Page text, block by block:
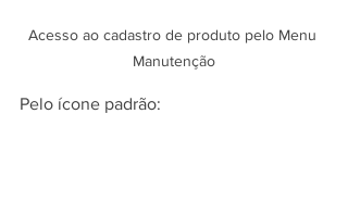
Acesso ao cadastro de produto pelo Menu
Manutenção
Pelo ícone padrão: